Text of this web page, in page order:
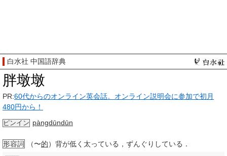
白水社 中国語辞典
胖墩墩
PR:60代からのオンライン英会話。オンライン説明会に参加で初月
480円から！
ピンイン pàngdūndūn
形容詞 （〜的）背が低く太っている，ずんぐりしている．